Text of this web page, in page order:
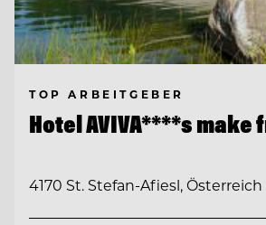
TOP ARBEITGEBER
Hotel AVIVA****s make
4170 St. Stefan-Afiesl, Österreich